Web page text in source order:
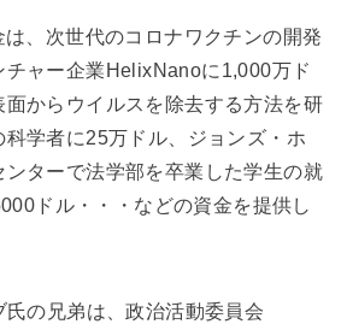
、次世代のコロナワクチンの開発
チャー企業HelixNanoに1,000万ド
面からウイルスを除去する方法を研
学者に25万ドル、ジョンズ・ホ
ンターで法学部を卒業した学生の就
ドル・・・などの資金を提供し
の兄弟は、政治活動委員会